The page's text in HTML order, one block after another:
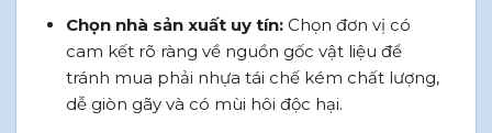
Chọn nhà sản xuất uy tín:Chọn đơn vị có
cam kết rõ ràng về nguồn gốc vật liệu để
tránh mua phải nhựa tái chế kém chất lượng,
dễ giòn gãy và có mùi hôi độc hại.